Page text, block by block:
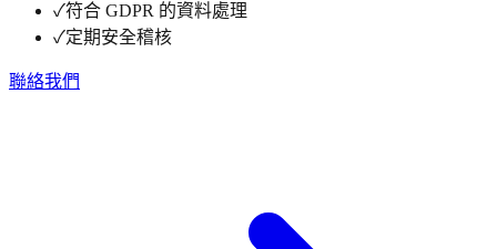
✓符合 GDPR 的資料處理
✓定期安全稽核
聯絡我們